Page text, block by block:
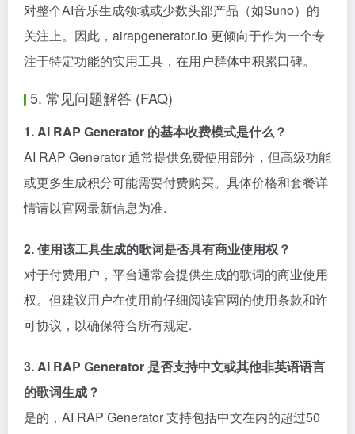
对整个AI音乐生成领域或少数头部产品（如Suno）的
关注上。因此，airapgenerator.io 更倾向于作为一个专
注于特定功能的实用工具，在用户群体中积累口碑。
5. 常见问题解答 (FAQ)
1. AI RAP Generator 的基本收费模式是什么？
AI RAP Generator 通常提供免费使用部分，但高级功能
或更多生成积分可能需要付费购买。具体价格和套餐详
情请以官网最新信息为准.
2. 使用该工具生成的歌词是否具有商业使用权？
对于付费用户，平台通常会提供生成的歌词的商业使用
权。但建议用户在使用前仔细阅读官网的使用条款和许
可协议，以确保符合所有规定.
3. AI RAP Generator 是否支持中文或其他非英语语言
的歌词生成？
是的，AI RAP Generator 支持包括中文在内的超过50